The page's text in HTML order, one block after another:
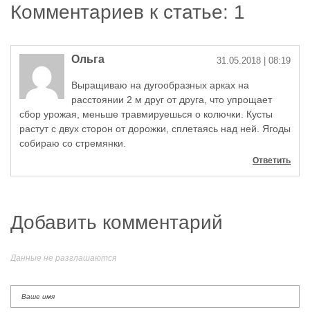
Комментариев к статье: 1
Ольга 31.05.2018 | 08:19
Выращиваю на дугообразных арках на
расстоянии 2 м друг от друга, что упрощает
сбор урожая, меньше травмируешься о колючки. Кусты
растут с двух сторон от дорожки, сплетаясь над ней. Ягоды
собираю со стремянки.
Ответить
Добавить комментарий
Данные не разглашаются